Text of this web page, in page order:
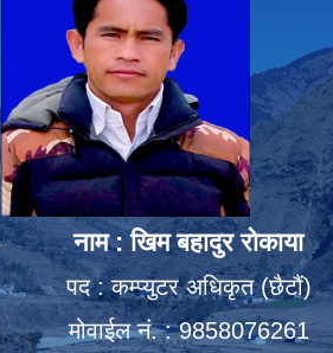
नाम : खिम बहादुर रोकाया
पद : कम्प्युटर अधिकृत (छैटौं)
मोवाईल नं. : 9858076261